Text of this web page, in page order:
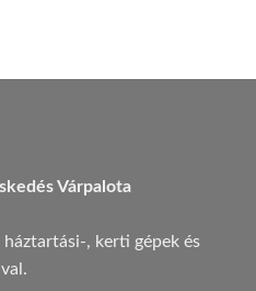
Várpalota
, kerti gépek és